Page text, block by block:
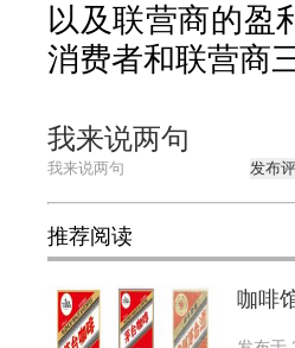
以及联营商的盈
消费者和联营商
我来说两句
发布
推荐阅读
咖啡